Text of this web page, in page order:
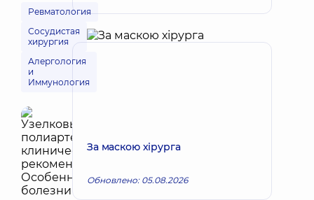
Ревматология
Сосудистая
хирургия
Алергология
и
Иммунология
За маскою хірурга
Обновлено: 05.08.2026